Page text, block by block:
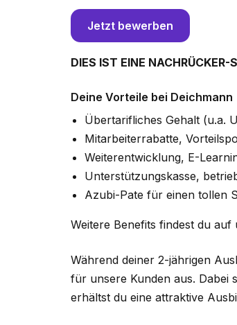
Jetzt bewerben
DIES IST EINE
Deine Vorteile bei Deichmann
Übertarifliches Gehalt (u.a.
Mitarbeiterrabatte,
Weiterentwicklung, E-
Unterstützungskasse,
Azubi-Pate für einen tollen
Weitere Benefits findest du auf
Während deiner 2-jährigen
für unsere Kunden aus. Dabei
erhältst du eine attraktive